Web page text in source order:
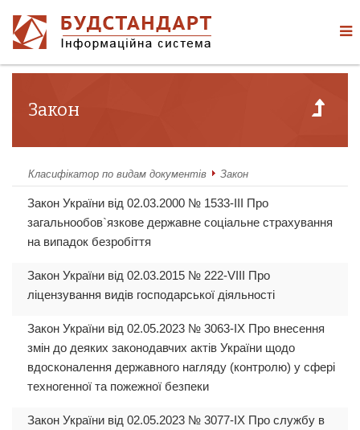
Закон
Класифікатор по видам документів Закон
Закон України від 02.03.2000 № 1533-III Про
загальнообов`язкове державне соціальне страхування
на випадок безробіття
Закон України від 02.03.2015 № 222-VIII Про
ліцензування видів господарської діяльності
Закон України від 02.05.2023 № 3063-IX Про внесення
змін до деяких законодавчих актів України щодо
вдосконалення державного нагляду (контролю) у сфері
техногенної та пожежної безпеки
Закон України від 02.05.2023 № 3077-IX Про службу в